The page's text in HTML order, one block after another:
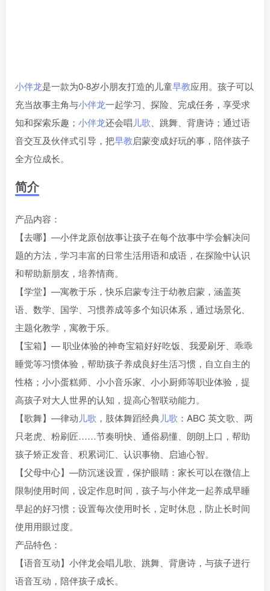
小伴龙是一款为0-8岁小朋友打造的儿童早教应用。孩子可以
充当故事主角与小伴龙一起学习、探险、完成任务，享受求
知和探索乐趣； 小伴龙还会唱 儿歌 、跳舞、背唐诗；通过语
音交互及伙伴式引导，把早教启蒙变成好玩的事，陪伴孩子
全方位成长。
简介
产品内容：
【去哪】—小伴龙原创故事让孩子在每个故事中学会解决问
题的方法，学习丰富的日常生活用语和成语，在探险中认识
和帮助新朋友，培养情商。
【学堂】—寓教于乐，快乐启蒙专注于幼教启蒙，涵盖英
语、数学、国学、习惯养成等多个知识体系，通过场景化、
主题化教学，寓教于乐。
【宝箱】— 职业体验的神奇宝箱好好吃饭、我爱刷牙、乖乖
睡觉等习惯体验，帮助孩子养成良好生活习惯，自立自主的
性格；小小蛋糕师、小小音乐家、小小厨师等职业体验，提
高孩子对大人世界的认知，提高心智联动能力。
【歌舞】—律动 儿歌 ，肢体舞蹈经典儿歌 ：ABC 英文歌、两
只老虎、粉刷匠……节奏明快、通俗易懂、朗朗上口，帮助
孩子矫正发音、积累词汇、认识事物、启迪心智。
【父母中心】—防沉迷设置，保护眼睛：家长可以在微信上
限制使用时间，设定作息时间，孩子与小伴龙一起养成早睡
早起的好习惯；设置每次使用时长，定时休息，防止长时间
使用用眼过度。
产品特色：
【语音互动】小伴龙会唱儿歌、跳舞、背唐诗，与孩子进行
语音互动，陪伴孩子成长。